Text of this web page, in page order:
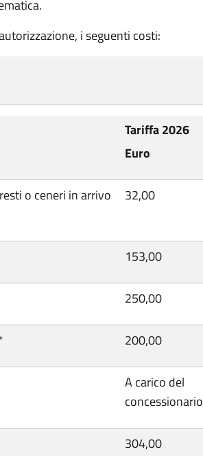
i seguenti costi:
Tariffa 2026
Euro
o ceneri in arrivo
32,00
153,00
250,00
200,00
A carico del
concessionario
304,00